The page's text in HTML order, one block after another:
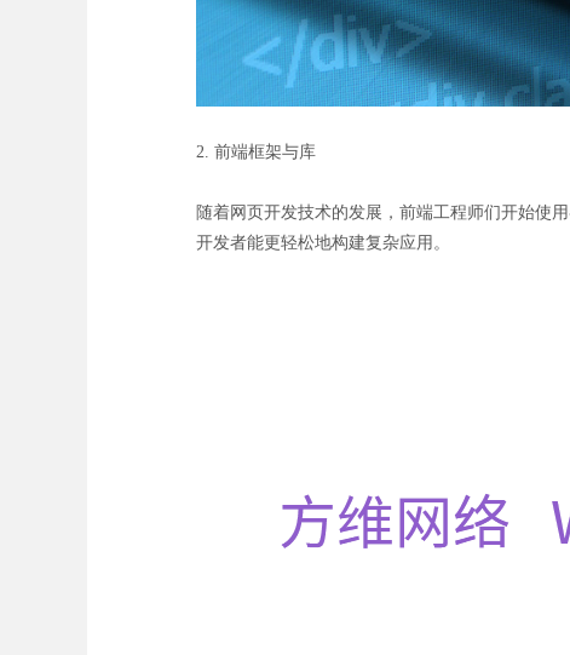
2. 前端框架与库
随着网页开发技术的发展，前端工程师们开始使
开发者能更轻松地构建复杂应用。